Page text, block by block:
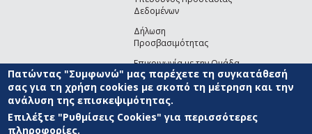
Δεδομένων
Δήλωση
Προσβασιμότητας
Επικοινωνία με την Ομάδα
Ανάπτυξης του site(link sends e-mail)
© ΠΑΝΕΠΙΣΤΗΜΙΟ ΑΙΓΑΙΟΥ ΟΡΟΙ ΧΡΗΣΗΣ
ΑΝΑΠΤΥΞΗΣ
Πατώντας "Συμφωνώ" μας παρέχετε τη συγκατάθεσή
σας για τη χρήση cookies με σκοπό τη μέτρηση και την
ανάλυση της επισκεψιμότητας.
Επιλέξτε "Ρυθμίσεις Cookies" για περισσότερες
πληροφορίες.